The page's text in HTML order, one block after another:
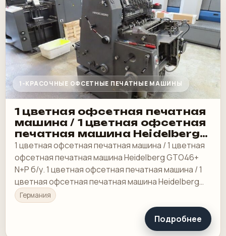
1-КРАСОЧНЫЕ ОФСЕТНЫЕ ПЕЧАТНЫЕ МАШИНЫ
1 цветная офсетная печатная
машина / 1 цветная офсетная
печатная машина Heidelberg
GTO46+ N+P
1 цветная офсетная печатная машина / 1 цветная
офсетная печатная машина Heidelberg GTO46+
N+P б/у. 1 цветная офсетная печатная машина / 1
цветная офсетная печатная машина Heidelberg
GTO46+ N+P б/у. 1 цветная печатная машина…
Германия
Подробнее